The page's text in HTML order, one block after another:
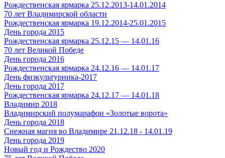
Рождественская ярмарка 25.12.2013-14.01.2014
70 лет Владимирской области
Рождественская ярмарка 19.12.2014-25.01.2015
День города 2015
Рождественская ярмарка 25.12.15 — 14.01.16
70 лет Великой Победе
День города 2016
Рождественская ярмарка 24.12.16 — 14.01.17
День физкультурника-2017
День города 2017
Рождественская ярмарка 24.12.17 — 14.01.18
Владимир 2018
Владимирский полумарафон «Золотые ворота»
День города 2018
Снежная магия во Владимире 21.12.18 - 14.01.19
День города 2019
Новый год и Рождество 2020